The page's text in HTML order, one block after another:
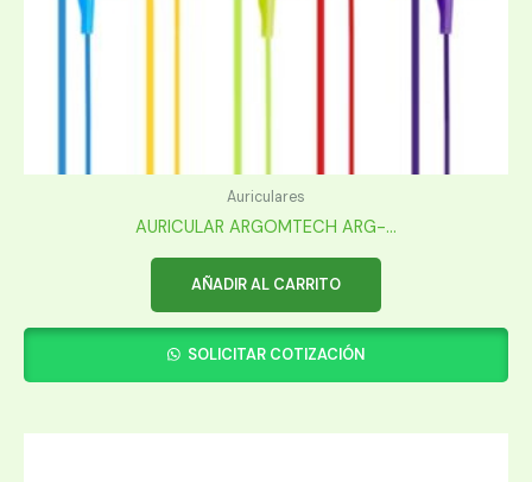
Auriculares
AURICULAR ARGOMTECH ARG-...
AÑADIR AL CARRITO
SOLICITAR COTIZACIÓN